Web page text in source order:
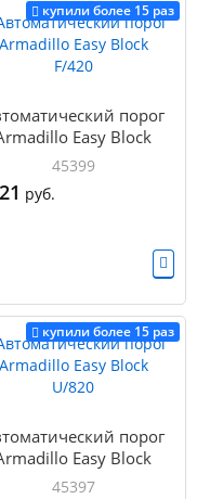
купили более 15 раз
порог
Easy Block
F/420
45399
руб.
купили более 15 раз
порог
Easy Block
U/820
45397